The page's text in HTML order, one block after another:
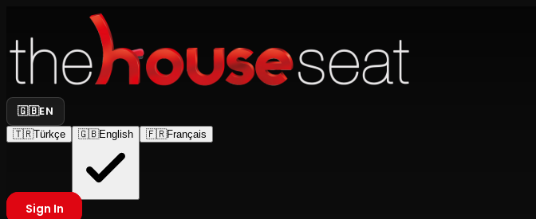
🇬🇧EN
🇹🇷Türkçe 🇬🇧English 🇫🇷Français
Sign In